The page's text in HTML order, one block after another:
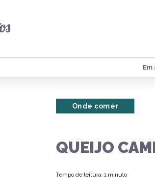
Onde comer
QUEIJO
Tempo de leitura: 1 minuto